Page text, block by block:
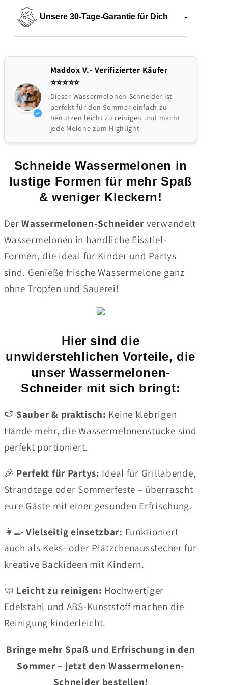
Unsere 30-Tage-Garantie für Dich
Maddox V.- Verifizierter Käufer
⭐️⭐️⭐️⭐️⭐
Dieser Wassermelonen-Schneider ist
perfekt für den Sommer einfach zu
benutzen leicht zu reinigen und macht
jede Melone zum Highlight
Schneide Wassermelonen in
lustige Formen für mehr Spaß
& weniger Kleckern!
DerWassermelonen-Schneiderverwandelt
Wassermelonen in handliche Eisstiel-
Formen, die ideal für Kinder und Partys
sind. Genieße frische Wassermelone ganz
ohne Tropfen und Sauerei!
Hier sind die
unwiderstehlichen Vorteile, die
unser Wassermelonen-
Schneider mit sich bringt:
🍉 Sauber & praktisch: Keine klebrigen
Hände mehr, die Wassermelonenstücke sind
perfekt portioniert.
🎉 Perfekt für Partys: Ideal für Grillabende,
Strandtage oder Sommerfeste – überrascht
eure Gäste mit einer gesunden Erfrischung.
👩‍🍳Vielseitig einsetzbar: Funktioniert
auch als Keks- oder Plätzchenausstecher für
kreative Backideen mit Kindern.
🧼 Leicht zu reinigen: Hochwertiger
Edelstahl und ABS-Kunststoff machen die
Reinigung kinderleicht.
Bringe mehr Spaß und Erfrischung in den
Sommer – jetzt den Wassermelonen-
Schneider bestellen!